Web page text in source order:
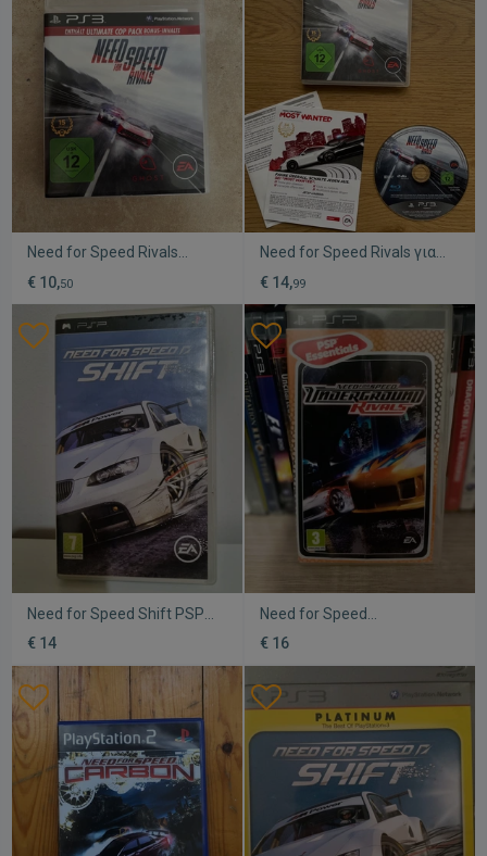
Need for Speed Rivals
PlayStation 3 PAL
μεταχειρισμένο πλήρες
€ 10,50
Need for Speed Rivals για
PlayStation 3 σαν
καινούργιο με manual, 2
κομμάτια
€ 14,99
Need for Speed Shift PSP
μεταχειρισμένο
€ 14
Need for Speed
Underground Rivals PSP
σαν καινούργιο
€ 16